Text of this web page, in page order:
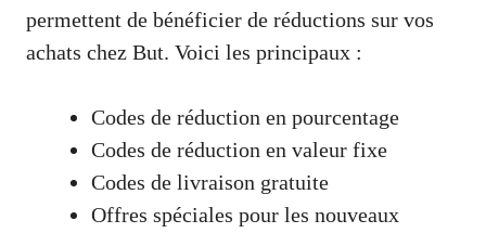
permettent de bénéficier de réductions sur vos
achats chez But. Voici les principaux :
Codes de réduction en pourcentage
Codes de réduction en valeur fixe
Codes de livraison gratuite
Offres spéciales pour les nouveaux